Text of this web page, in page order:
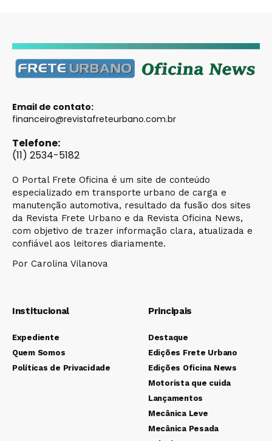
Email de contato:
financeiro@revistafreteurbano.com.br
Telefone:
(11) 2534-5182
O Portal Frete Oficina é um site de conteúdo
especializado em transporte urbano de carga e
manutenção automotiva, resultado da fusão dos sites
da Revista Frete Urbano e da Revista Oficina News,
com objetivo de trazer informação clara, atualizada e
confiável aos leitores diariamente.
Por Carolina Vilanova
Institucional
Expediente
Quem Somos
Políticas de Privacidade
Principais
Destaque
Edições Frete Urbano
Edições Oficina News
Motorista que cuida
Lançamentos
Mecânica Leve
Mecânica Pesada